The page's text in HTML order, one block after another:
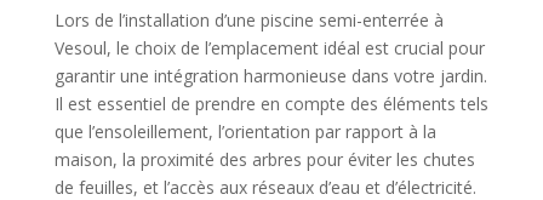
Lors de l’installation d’une piscine semi-enterrée à
Vesoul, le choix de l’emplacement idéal est crucial pour
garantir une intégration harmonieuse dans votre jardin.
Il est essentiel de prendre en compte des éléments tels
que l’ensoleillement, l’orientation par rapport à la
maison, la proximité des arbres pour éviter les chutes
de feuilles, et l’accès aux réseaux d’eau et d’électricité.